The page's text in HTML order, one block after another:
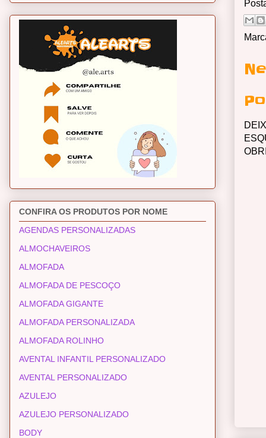
CONFIRA OS PRODUTOS POR NOME
AGENDAS PERSONALIZADAS
ALMOCHAVEIROS
ALMOFADA
ALMOFADA DE PESCOÇO
ALMOFADA GIGANTE
ALMOFADA PERSONALIZADA
ALMOFADA ROLINHO
AVENTAL INFANTIL PERSONALIZADO
AVENTAL PERSONALIZADO
AZULEJO
AZULEJO PERSONALIZADO
BODY